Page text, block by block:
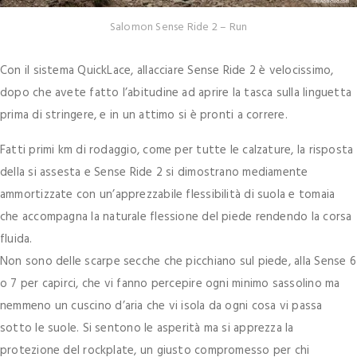
Salomon Sense Ride 2 – Run
Con il sistema QuickLace, allacciare Sense Ride 2 è velocissimo,
dopo che avete fatto l’abitudine ad aprire la tasca sulla linguetta
prima di stringere, e in un attimo si è pronti a correre.
Fatti primi km di rodaggio, come per tutte le calzature, la risposta
della si assesta e Sense Ride 2 si dimostrano mediamente
ammortizzate con un’apprezzabile flessibilità di suola e tomaia
che accompagna la naturale flessione del piede rendendo la corsa
fluida.
Non sono delle scarpe secche che picchiano sul piede, alla Sense 6
o 7 per capirci, che vi fanno percepire ogni minimo sassolino ma
nemmeno un cuscino d’aria che vi isola da ogni cosa vi passa
sotto le suole. Si sentono le asperità ma si apprezza la
protezione del rockplate, un giusto compromesso per chi